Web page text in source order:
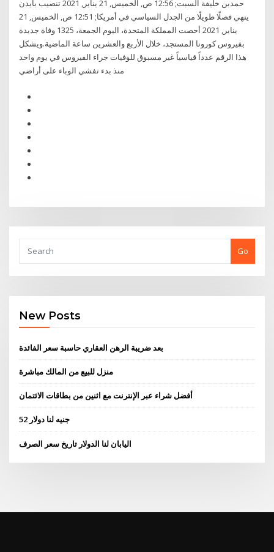
حمدبن خليفة السبت; 12:56 ص, الخميس, 21 يناير, 2021 تنصيب بايدن
ينهي فصلًا طويلًا من الجدل السياسي في أمريكا; 12:51 ص, الخميس, 21
يناير, 2021 أحصت المملكة المتحدة، اليوم الجمعة، 1325 وفاة جديدة
بفيروس كورونا المستجد، خلال الأربع والعشرين ساعة الماضية.ويشكل
هذا الرقم عدداً قياسياً غير مسبوق للوفيات جراء الفيروس في يوم واحد
منذ بدء تفشي الوباء على أراضي
Go
New Posts
بعد ضريبة الرهن العقاري حاسبة سعر الفائدة
منزل للبيع من المالك مباشرة
أفضل شراء عبر الإنترنت مع اثنين من بطاقات الائتمان
52 جنيه لنا دولار
اليابان لنا الدولار تاريخ سعر الصرف